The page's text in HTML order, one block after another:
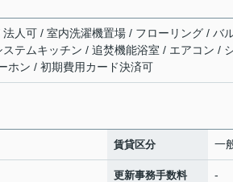
人可 / 室内洗濯機置場 / フローリング / バ
テムキッチン / 追焚機能浴室 / エアコン /
ホン / 初期費用カード決済可
賃貸区分 一
更新事務手数料 -